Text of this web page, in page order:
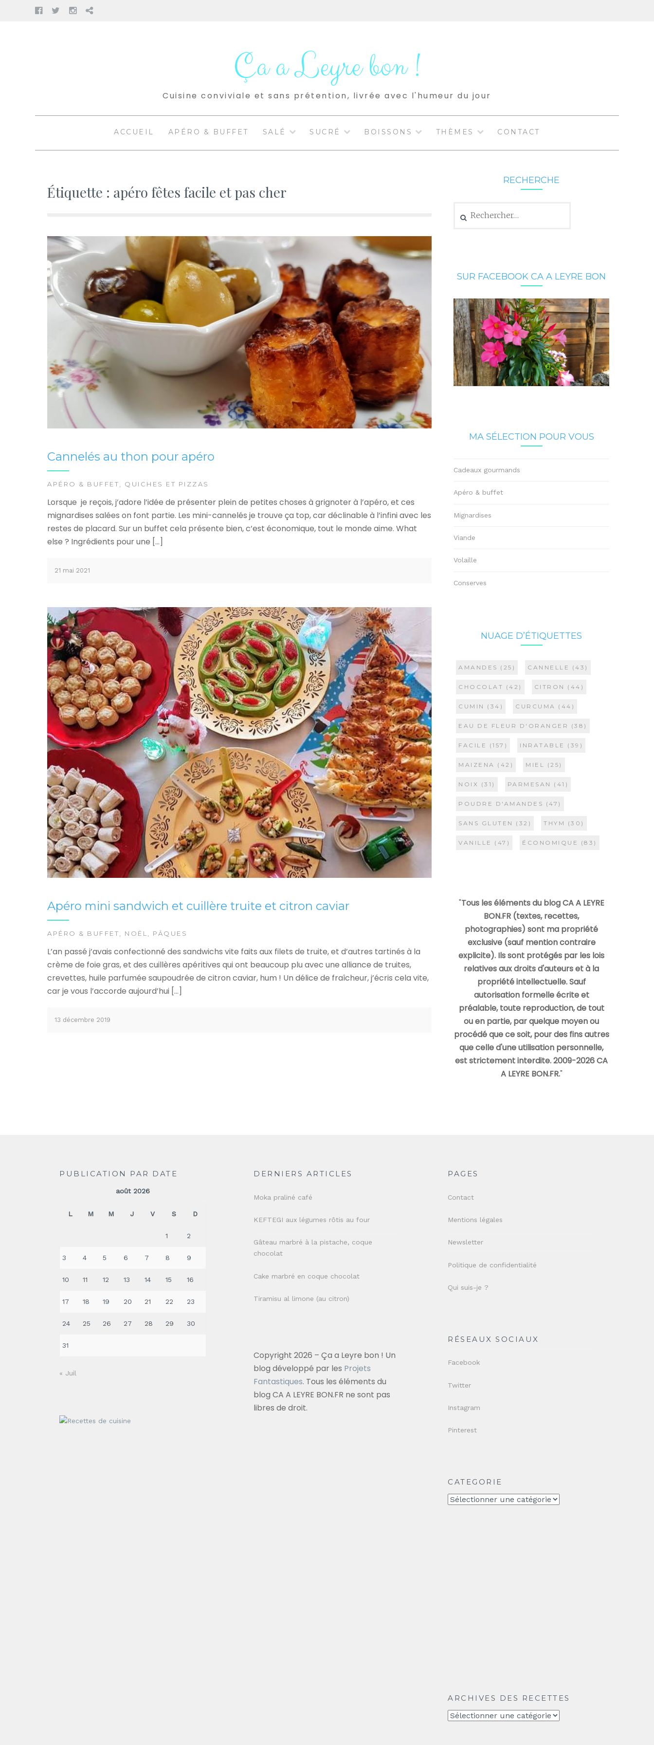
FacebookTwitter
Instagram
Pinterest
Ça a Leyre bon !
Cuisine conviviale et sans prétention, livrée avec l'humeur du jour
ACCUEIL APÉRO & BUFFET SALÉ SUCRÉ BOISSONS THÈMES CONTACT
Étiquette : apéro fêtes facile et pas cher
Cannelés au thon pour apéro
APÉRO & BUFFET QUICHES ET PIZZAS
Lorsque je reçois, j’adore l’idée de présenter plein de petites choses à grignoter à l’apéro, et ces
mignardises salées on font partie. Les mini-cannelés je trouve ça top, car déclinable à l’infini avec les
restes de placard. Sur un buffet cela présente bien, c’est économique, tout le monde aime. What
else ? Ingrédients pour une […]
21 mai 2021
Apéro mini sandwich et cuillère truite et citron caviar
APÉRO & BUFFET, NOËL, PÂQUES
L’an passé j’avais confectionné des sandwichs vite faits aux filets de truite, et d’autres tartinés à la
crème de foie gras, et des cuillères apéritives qui ont beaucoup plu avec une alliance de truites,
crevettes, huile parfumée saupoudrée de citron caviar, hum ! Un délice de fraîcheur, j’écris cela vite,
car je vous l’accorde aujourd’hui […]
13 décembre 2019
RECHERCHE
SUR FACEBOOK CA A LEYRE BON
MA SÉLECTION POUR VOUS
Cadeaux gourmands
Apéro & buffet
Mignardises
Viande
Volaille
Conserves
NUAGE D’ÉTIQUETTES
AMANDES (25) CANNELLE (43)
CHOCOLAT (42) CITRON (44)
CUMIN (34) CURCUMA (44)
EAU DE FLEUR D'ORANGER (38)
FACILE (157) INRATABLE (39)
MAIZENA (42) MIEL (25)
NOIX (31) PARMESAN (41)
POUDRE D'AMANDES (47)
SANS GLUTEN (32) THYM (30)
VANILLE (47) ÉCONOMIQUE (83)
"Tous les éléments du blog CA A LEYRE
BON.FR (textes, recettes,
photographies) sont ma propriété
exclusive (sauf mention contraire
explicite). Ils sont protégés par les lois
relatives aux droits d'auteurs et à la
propriété intellectuelle. Sauf
autorisation formelle écrite et
préalable, toute reproduction, de tout
ou en partie, par quelque moyen ou
procédé que ce soit, pour des fins autres
que celle d'une utilisation personnelle,
est strictement interdite. 2009-2026 CA
A LEYRE BON.FR."
PUBLICATION PAR DATE
août 2026
L M M J V S D
1 2
3 4 5 6 7 8 9
10 11 12 13 14 15 16
17 18 19 20 21 22 23
24 25 26 27 28 29 30
31
« Juil
DERNIERS ARTICLES
Moka praliné café
KEFTEGI aux légumes rôtis au four
Gâteau marbré à la pistache, coque
chocolat
Cake marbré en coque chocolat
Tiramisu al limone (au citron)
Copyright 2026 – Ça a Leyre bon ! Un
blog développé par les Projets
Fantastiques. Tous les éléments du
blog CA A LEYRE BON.FR ne sont pas
libres de droit.
PAGES
Contact
Mentions légales
Newsletter
Politique de confidentialité
Qui suis-je ?
RÉSEAUX SOCIAUX
Facebook
Twitter
Instagram
Pinterest
CATEGORIE
CATEGORIE
ARCHIVES DES RECETTES
Archives